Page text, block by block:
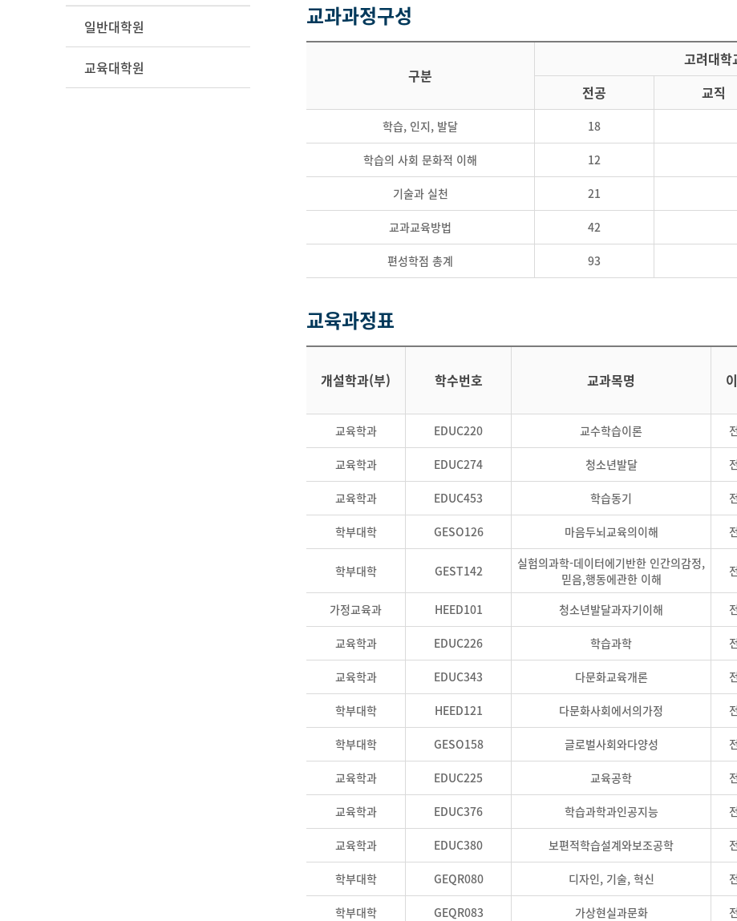
일반대학원
교육대학원
교과과정구성
구분
고려대학
전공 교직
학습, 인지, 발달 18
학습의 사회 문화적 이해 12
기술과 실천 21
교과교육방법 42
편성학점 총계 93
교육과정표
개설학과(부) 학수번호 교과목명
교육학과 EDUC220 교수학습이론
교육학과 EDUC274 청소년발달
교육학과 EDUC453 학습동기
학부대학 GESO126 마음두뇌교육의이해
학부대학 GEST142
실험의과학-데이터에기반한 인간의감정,
믿음,행동에관한 이해
가정교육과 HEED101 청소년발달과자기이해
교육학과 EDUC226 학습과학
교육학과 EDUC343 다문화교육개론
학부대학 HEED121 다문화사회에서의가정
학부대학 GESO158 글로벌사회와다양성
교육학과 EDUC225 교육공학
교육학과 EDUC376 학습과학과인공지능
교육학과 EDUC380 보편적학습설계와보조공학
학부대학 GEQR080 디자인, 기술, 혁신
학부대학 GEQR083 가상현실과문화